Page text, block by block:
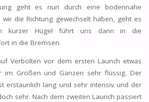
geht es nun durch eine bodennahe
wir die Richtung gewechselt haben, geht es
kurzer Hügel führt uns dann in die
in die Bremsen.
Verbolten vor dem ersten Launch etwas
im Großen und Ganzen sehr flüssig. Der
erstaunlich lang und sehr intensiv und der
sehr. Nach dem zweiten Launch passiert